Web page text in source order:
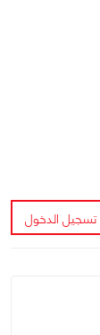
تسجيل الدخول